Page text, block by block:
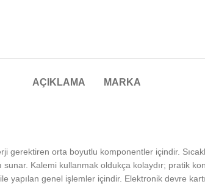
AÇIKLAMA MARKA
gerektiren orta boyutlu komponentler içindir.
Kalemi kullanmak oldukça kolaydır; pratik
genel işlemler içindir. Elektronik devre